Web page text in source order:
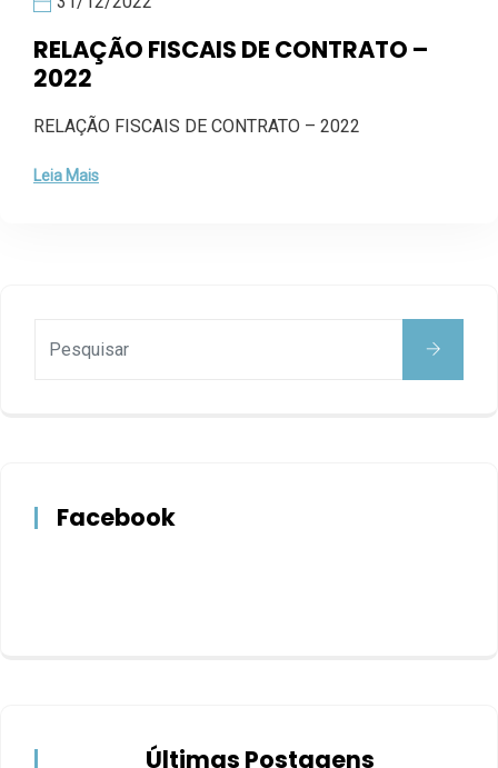
RELAÇÃO FISCAIS DE CONTRATO –
2022
RELAÇÃO FISCAIS DE CONTRATO – 2022
Leia Mais
Facebook
Últimas Postagens